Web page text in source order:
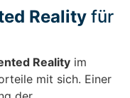
Reality für
Reality im
mit sich. Einer